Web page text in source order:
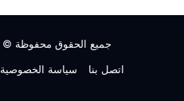
جميع الحقوق محفوظة © 2026 |
اتصل بنا
سياسة الخصوصية